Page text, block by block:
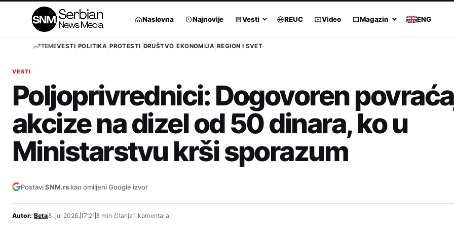
Naslovna Najnovije Vesti REUC Video Magazin ENG
TEMEVESTI POLITIKA PROTESTI DRUŠTVO EKONOMIJA REGION I SVET
VESTI
Poljoprivrednici: Dogovoren
akcize na dizel od 50 dinara, ko u
Ministarstvu krši sporazum
PostaviSNM.rs kao omiljeni Google izvor
Autor: Beta8. jul 2026.17:21 3 min čitanja1 komentara